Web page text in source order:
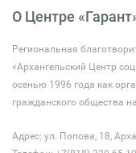
О Центре
Региональная
«Архангельский Центр
осенью 1996 года как
гражданского общества
Адрес: ул. Попова, 18,